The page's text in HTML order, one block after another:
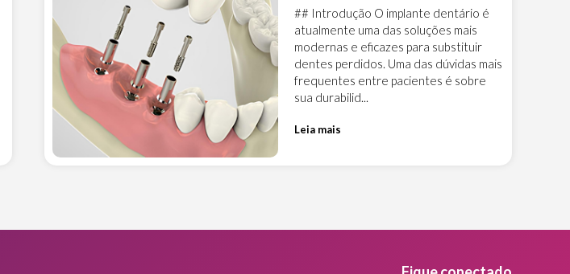
## Introdução O implante dentário é
atualmente uma das soluções mais
modernas e eficazes para substituir
dentes perdidos. Uma das dúvidas mais
frequentes entre pacientes é sobre
sua durabilid...
Leia mais